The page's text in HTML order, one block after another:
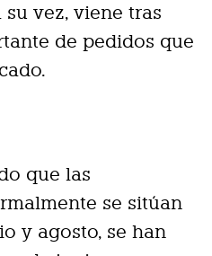
vez, viene tras
de pedidos que
que las
se sitúan
y agosto, se han